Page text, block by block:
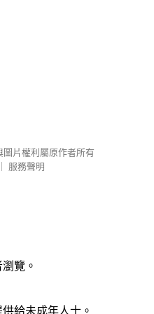
圖片權利屬原作者所有
服務聲明
覽。
給未成年人士。